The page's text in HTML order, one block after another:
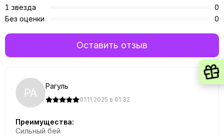
РА Рагуль
01.11.2025 в 01:32
Преимущества:
Сильный бей
1 звезда
0
Без оценки
0
Оставить отзыв